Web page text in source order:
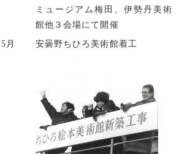
ミュージアム梅田、伊勢丹美術
館他３会場にて開催
5月 安曇野ちひろ美術館着工